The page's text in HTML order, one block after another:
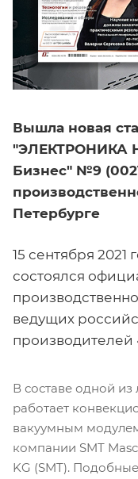
Вышла новая
"ЭЛЕКТРОНИКА
Бизнес" №9
Петербурге
15 сентября 2021
состоялся
ведущих
В составе одной
работает
вакуумным
компании SMT
KG (SMT).